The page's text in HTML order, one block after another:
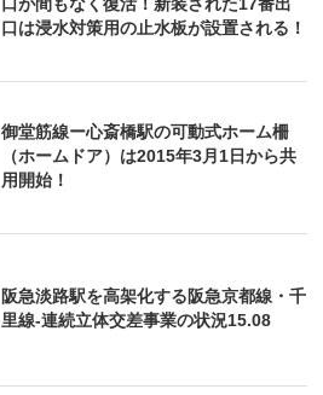
口が間もなく復活！新装された17番出
口は浸水対策用の止水板が設置される！
御堂筋線ー心斎橋駅の可動式ホーム柵
（ホームドア）は2015年3月1日から共
用開始！
阪急淡路駅を高架化する阪急京都線・千
里線-連続立体交差事業の状況15.08